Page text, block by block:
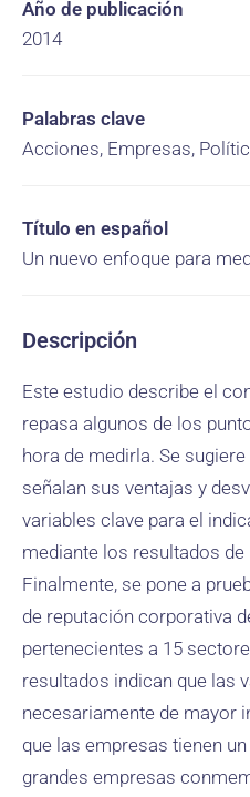
Año de publicación
2014
Palabras clave
Acciones, Empresas,
Título en español
Un nuevo enfoque para
Descripción
Este estudio describe el
repasa algunos de los
hora de medirla. Se
señalan sus ventajas y
variables clave para el
mediante los resultados
Finalmente, se pone a
de reputación corporativa
pertenecientes a 15
resultados indican que las
necesariamente de mayor
que las empresas tienen
grandes empresas